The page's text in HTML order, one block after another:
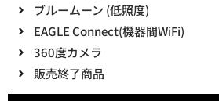
ブルームーン (低照度)
EAGLE Connect(機器間WiFi)
360度カメラ
販売終了商品